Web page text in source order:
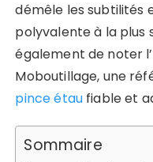
démêle les subtilités
polyvalente à la plus
également de noter
Moboutillage, une
pince étau fiable et
Sommaire